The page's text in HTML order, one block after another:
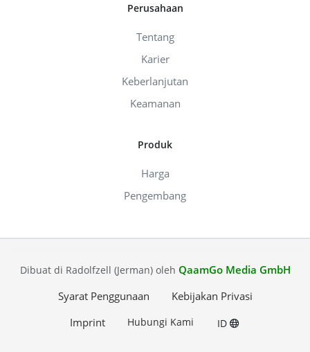
Perusahaan
Tentang
Karier
Keberlanjutan
Keamanan
Produk
Harga
Pengembang
Dibuat di Radolfzell (Jerman) oleh QaamGo Media GmbH
Syarat Penggunaan
Kebijakan Privasi
Imprint
Hubungi Kami ID